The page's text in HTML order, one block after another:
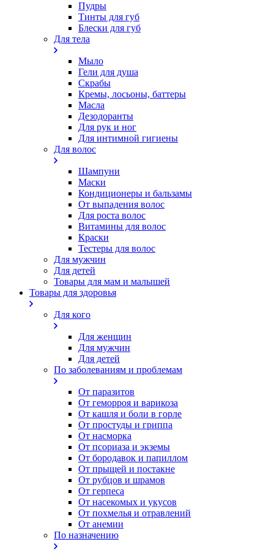
Пудры
Тинты для губ
Блески для губ
Для тела
Мыло
Гели для душа
Скрабы
Кремы, лосьоны, баттеры
Масла
Дезодоранты
Для рук и ног
Для интимной гигиены
Для волос
Шампуни
Маски
Кондиционеры и бальзамы
От выпадения волос
Для роста волос
Витамины для волос
Краски
Тестеры для волос
Для мужчин
Для детей
Товары для мам и малышей
Товары для здоровья
Для кого
Для женщин
Для мужчин
Для детей
По заболеваниям и проблемам
От паразитов
Oт геморроя и варикоза
От кашля и боли в горле
От простуды и гриппа
От насморка
Oт псориаза и экземы
От бородавок и папиллом
От прыщей и постакне
От рубцов и шрамов
От герпеса
От насекомых и укусов
От похмелья и отравлений
От анемии
По назначению